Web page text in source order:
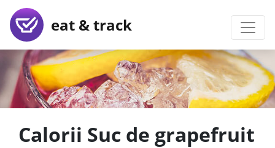
eat & track
Calorii Suc de grapefruit